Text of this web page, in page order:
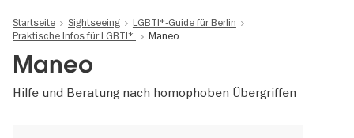
Startseite Sightseeing
LGBTI*-Guide für Berlin
Praktische Infos für LGBTI*
Maneo
Maneo
Hilfe und Beratung nach homophoben Übergriffen